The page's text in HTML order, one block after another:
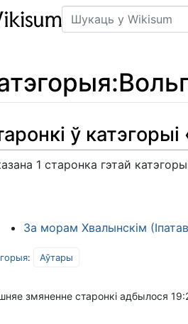
Пошук
:
ў катэгорыі
1 старонка гэтай
За морам Хвалынскім
: Аўтары
змяненне старонкі адбылося